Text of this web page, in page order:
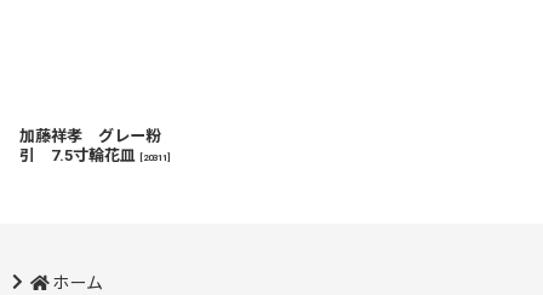
加藤祥孝 グレー粉
引 7.5寸輪花皿
20311
ホーム